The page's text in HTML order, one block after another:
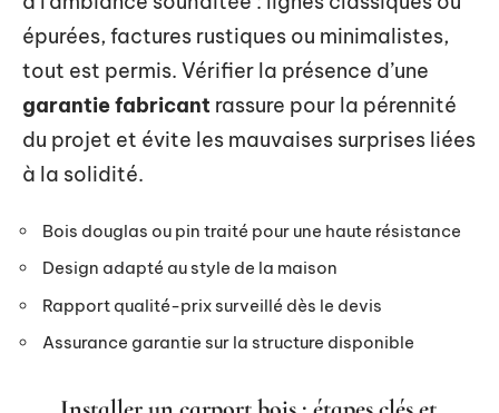
épurées, factures rustiques ou minimalistes,
tout est permis. Vérifier la présence d’une
garantie fabricant rassure pour la pérennité
du projet et évite les mauvaises surprises liées
à la solidité.
Bois douglas ou pin traité pour une haute résistance
Design adapté au style de la maison
Rapport qualité-prix surveillé dès le devis
Assurance garantie sur la structure disponible